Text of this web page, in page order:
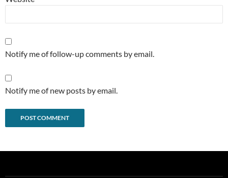
Notify me of follow-up comments by email.
Notify me of new posts by email.